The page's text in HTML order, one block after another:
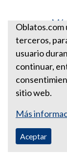
Lectio-
Oblatos.com
terceros,
usuario
continuar,
sitio web.
Más
Aceptar